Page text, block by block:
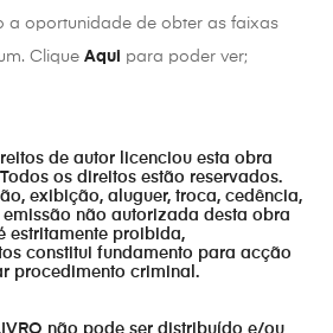
a oportunidade de obter as faixas
Clique Aqui para poder ver;
de autor licenciou esta obra
os direitos estão reservados.
exibição, aluguer, troca, cedência,
não autorizada desta obra
estritamente proibida,
constitui fundamento para acção
procedimento criminal.
não pode ser distribuído e/ou